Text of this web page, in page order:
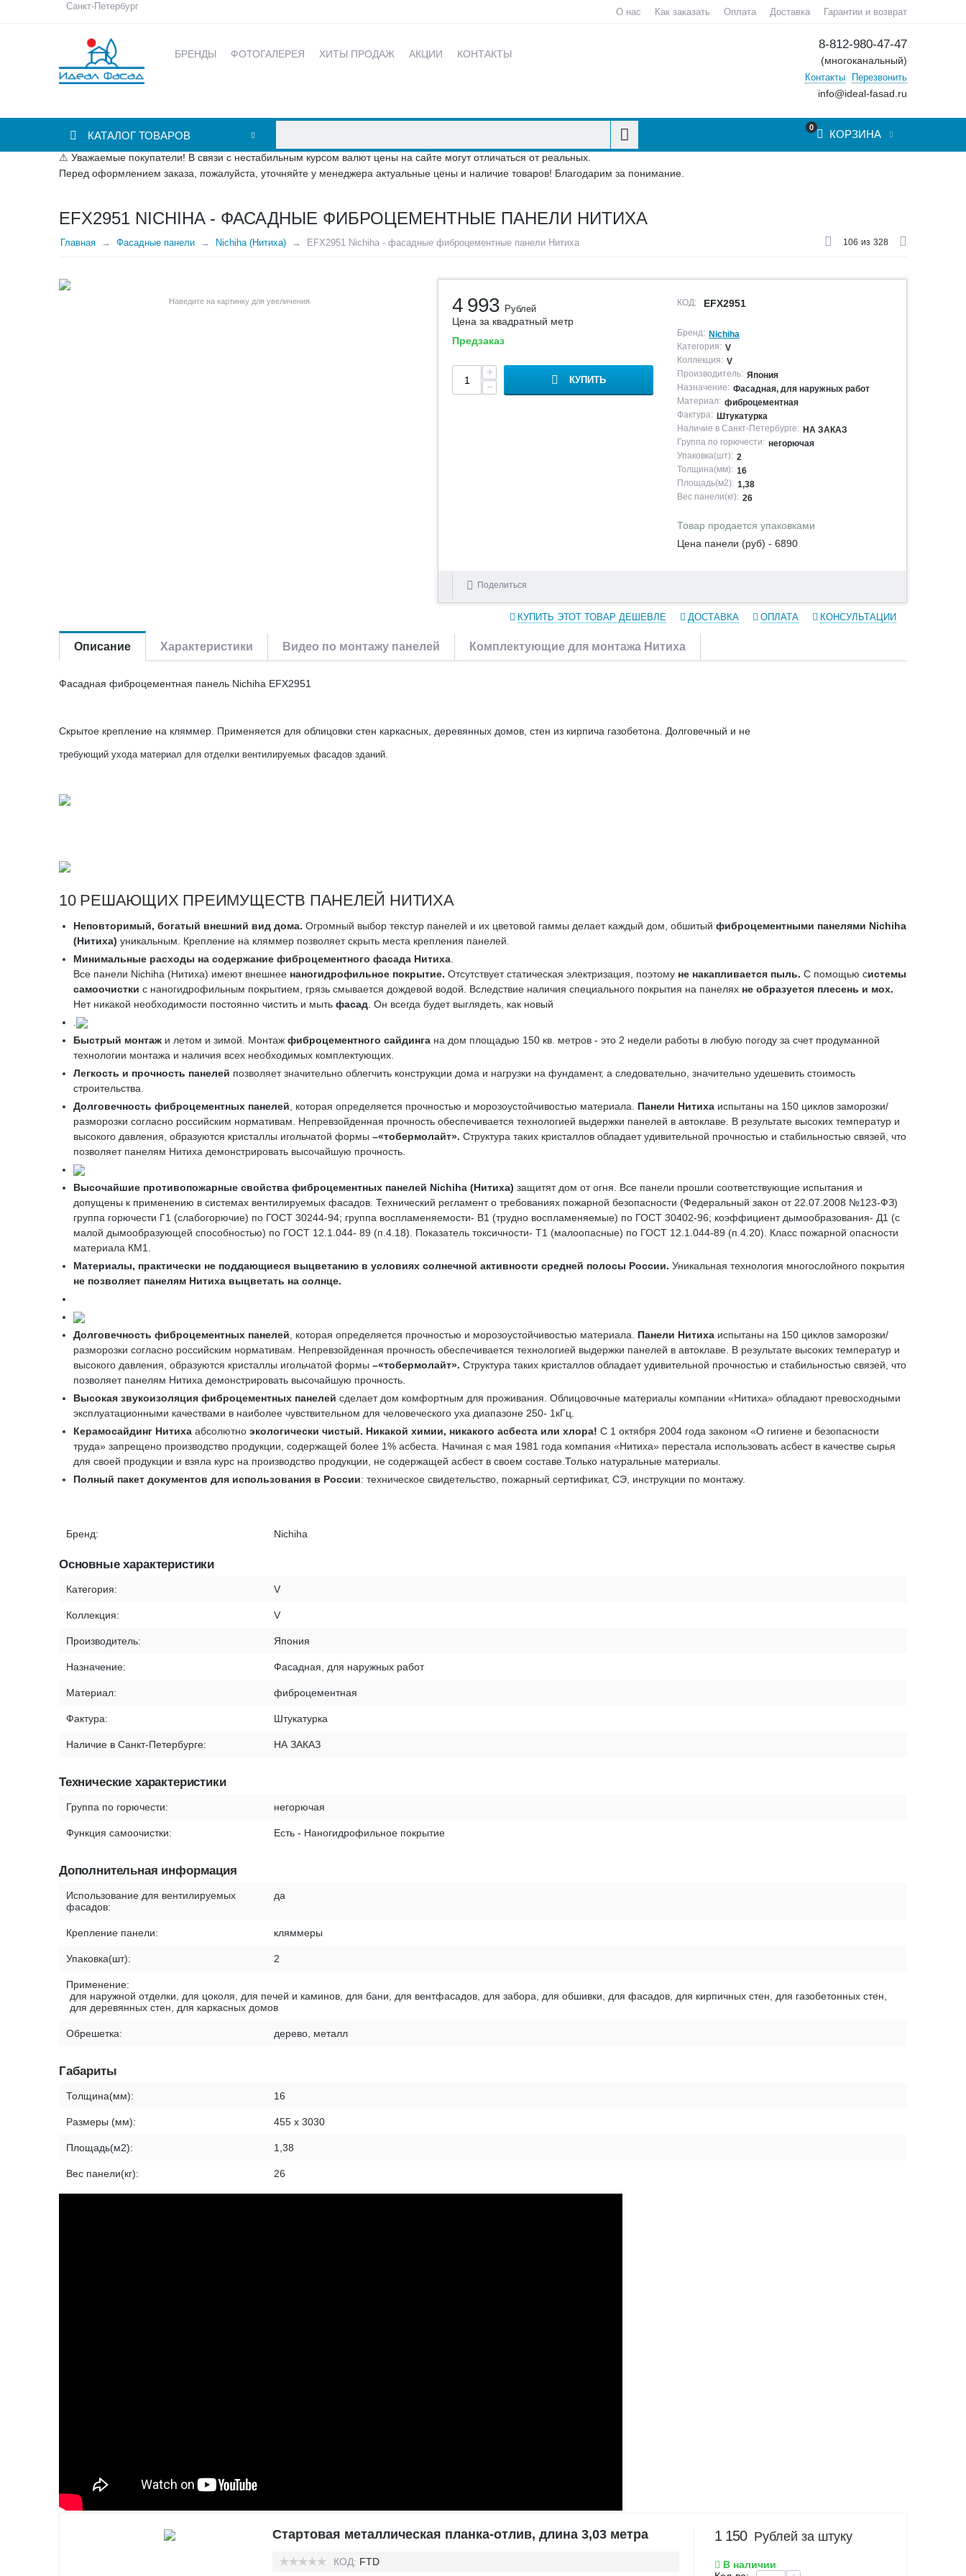
Санкт-Петербург
О нас Как заказать Оплата Доставка Гарантии и возврат
БРЕНДЫ ФОТОГАЛЕРЕЯ ХИТЫ ПРОДАЖ АКЦИИ КОНТАКТЫ
8-812-980-47-47
(многоканальный)
Контакты Перезвонить
info@ideal-fasad.ru
КАТАЛОГ ТОВАРОВ
0
КОРЗИНА
⚠ Уважаемые покупатели! В связи с нестабильным курсом валют цены на сайте могут отличаться от реальных.
Перед оформлением заказа, пожалуйста, уточняйте у менеджера актуальные цены и наличие товаров! Благодарим за понимание.
EFX2951 NICHIHA - ФАСАДНЫЕ ФИБРОЦЕМЕНТНЫЕ ПАНЕЛИ НИТИХА
Главная Фасадные панели Nichiha (Нитиха) EFX2951 Nichiha - фасадные фиброцементные панели Нитиха 106 из 328
Наведите на картинку для увеличения 4 993 Рублей
Цена за квадратный метр
Предзаказ
+
−
КУПИТЬ
КОД: EFX2951
Бренд: Nichiha
Категория: V
Коллекция: V
Производитель: Япония
Назначение: Фасадная, для наружных работ
Материал: фиброцементная
Фактура: Штукатурка
Наличие в Санкт-Петербурге: НА ЗАКАЗ
Группа по горючести: негорючая
Упаковка(шт): 2
Толщина(мм): 16
Площадь(м2): 1,38
Вес панели(кг): 26
Товар продается упаковками
Цена панели (руб) - 6890
Поделиться
КУПИТЬ ЭТОТ ТОВАР ДЕШЕВЛЕ ДОСТАВКА ОПЛАТА КОНСУЛЬТАЦИИ
Описание Характеристики Видео по монтажу панелей Комплектующие для монтажа Нитиха
Фасадная фиброцементная панель Nichiha EFX2951
Скрытое крепление на кляммер. Применяется для облицовки стен каркасных, деревянных домов, стен из кирпича газобетона. Долговечный и не
требующий ухода материал для отделки вентилируемых фасадов зданий.
10 РЕШАЮЩИХ ПРЕИМУЩЕСТВ ПАНЕЛЕЙ НИТИХА
Неповторимый, богатый внешний вид дома. Огромный выбор текстур панелей и их цветовой гаммы делает каждый дом, обшитый фиброцементными панелями Nichiha
(Нитиха) уникальным. Крепление на кляммер позволяет скрыть места крепления панелей.
Минимальные расходы на содержание фиброцементного фасада Нитиха
Все панели Nichiha (Нитиха) имеют внешнее наногидрофильное покрытие. Отсутствует статическая электризация, поэтому не накапливается пыль. С помощью системы
самоочистки с наногидрофильным покрытием, грязь смывается дождевой водой. Вследствие наличия специального покрытия на панелях не образуется плесень и мох.
Нет никакой необходимости постоянно чистить и мыть фасад . Он всегда будет выглядеть, как новый
Быстрый монтаж и летом и зимой. Монтаж фиброцементного сайдинга на дом площадью 150 кв. метров - это 2 недели работы в любую погоду за счет продуманной
технологии монтажа и наличия всех необходимых комплектующих.
Легкость и прочность панелей позволяет значительно облегчить конструкции дома и нагрузки на фундамент, а следовательно, значительно удешевить стоимость
строительства.
Долговечность фиброцементных панелей , которая определяется прочностью и морозоустойчивостью материала. Панели Нитиха испытаны на 150 циклов заморозки/
разморозки согласно российским нормативам. Непревзойденная прочность обеспечивается технологией выдержки панелей в автоклаве. В результате высоких температур и
высокого давления, образуются кристаллы игольчатой формы –«тобермолайт». Структура таких кристаллов обладает удивительной прочностью и стабильностью связей, что
позволяет панелям Нитиха демонстрировать высочайшую прочность.
Высочайшие противопожарные свойства фиброцементных панелей Nichiha (Нитиха) защитят дом от огня. Все панели прошли соответствующие испытания и
допущены к применению в системах вентилируемых фасадов. Технический регламент о требованиях пожарной безопасности (Федеральный закон от 22.07.2008 №123-ФЗ)
группа горючести Г1 (слабогорючие) по ГОСТ 30244-94; группа воспламеняемости- В1 (трудно воспламеняемые) по ГОСТ 30402-96; коэффициент дымообразования- Д1 (с
малой дымообразующей способностью) по ГОСТ 12.1.044- 89 (п.4.18). Показатель токсичности- Т1 (малоопасные) по ГОСТ 12.1.044-89 (п.4.20). Класс пожарной опасности
материала КМ1.
Материалы, практически не поддающиеся выцветанию в условиях солнечной активности средней полосы России. Уникальная технология многослойного покрытия
не позволяет панелям Нитиха выцветать на солнце.
Долговечность фиброцементных панелей , которая определяется прочностью и морозоустойчивостью материала. Панели Нитиха испытаны на 150 циклов заморозки/
разморозки согласно российским нормативам. Непревзойденная прочность обеспечивается технологией выдержки панелей в автоклаве. В результате высоких температур и
высокого давления, образуются кристаллы игольчатой формы –«тобермолайт». Структура таких кристаллов обладает удивительной прочностью и стабильностью связей, что
позволяет панелям Нитиха демонстрировать высочайшую прочность.
Высокая звукоизоляция фиброцементных панелей сделает дом комфортным для проживания. Облицовочные материалы компании «Нитиха» обладают превосходными
эксплуатационными качествами в наиболее чувствительном для человеческого уха диапазоне 250- 1кГц.
Керамосайдинг Нитиха абсолютно экологически чистый. Никакой химии, никакого асбеста или хлора! С 1 октября 2004 года законом «О гигиене и безопасности
труда» запрещено производство продукции, содержащей более 1% асбеста. Начиная с мая 1981 года компания «Нитиха» перестала использовать асбест в качестве сырья
для своей продукции и взяла курс на производство продукции, не содержащей асбест в своем составе.Только натуральные материалы.
Полный пакет документов для использования в России: техническое свидетельство, пожарный сертификат, СЭ, инструкции по монтажу.
Бренд: Nichiha
Основные характеристики
Категория: V
Коллекция: V
Производитель: Япония
Назначение: Фасадная, для наружных работ
Материал: фиброцементная
Фактура: Штукатурка
Наличие в Санкт-Петербурге: НА ЗАКАЗ
Технические характеристики
Группа по горючести: негорючая
Функция самоочистки: Есть - Наногидрофильное покрытие
Дополнительная информация
Использование для вентилируемых
фасадов:
да
Крепление панели: кляммеры
Упаковка(шт): 2
Применение:
для наружной отделки, для цоколя, для печей и каминов, для бани, для вентфасадов, для забора, для обшивки, для фасадов, для кирпичных стен, для газобетонных стен,
для деревянных стен, для каркасных домов
Обрешетка: дерево, металл
Габариты
Толщина(мм): 16
Размеры (мм): 455 х 3030
Площадь(м2): 1,38
Вес панели(кг): 26
Стартовая металлическая планка-отлив, длина 3,03 метра
КОД: FTD
1 150 Рублей за штуку
В наличии